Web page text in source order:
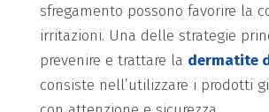
sfregamento possono favorire la
irritazioni. Una delle strategie
prevenire e trattare la dermatite
consiste nell’utilizzare i prodotti